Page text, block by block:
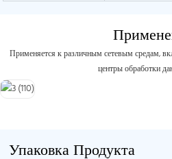
Применяется к различным сетевым средам,
центры обработки
Упаковка Продукта